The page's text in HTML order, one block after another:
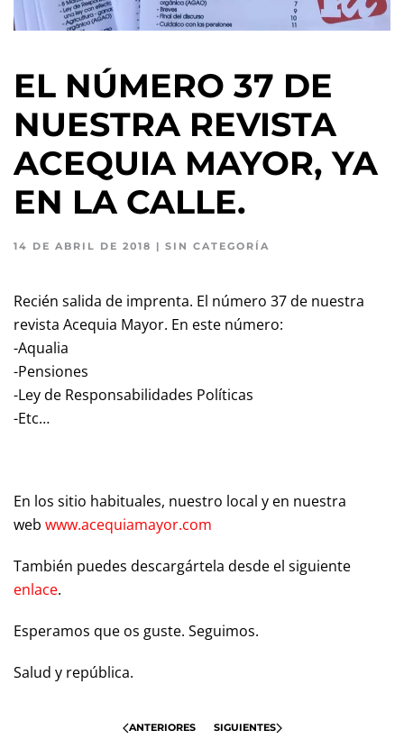
EL NÚMERO 37 DE
NUESTRA REVISTA
ACEQUIA MAYOR, YA
EN LA CALLE.
14 DE ABRIL DE 2018 | SIN CATEGORÍA
Recién salida de imprenta. El número 37 de nuestra
revista Acequia Mayor. En este número:
-Aqualia
-Pensiones
-Ley de Responsabilidades Políticas
-Etc…
En los sitio habituales, nuestro local y en nuestra
web www.acequiamayor.com
También puedes descargártela desde el siguiente
enlace.
Esperamos que os guste. Seguimos.
Salud y república.
ANTERIORES SIGUIENTES